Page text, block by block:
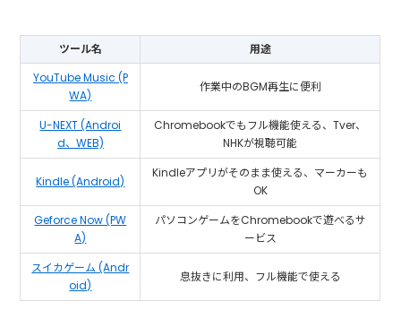
ツール名
用途
YouTube Music (P
WA)
作業中のBGM再生に便利
U-NEXT (Androi
d、WEB)
Chromebookでもフル機能使える、Tver、
NHKが視聴可能
Kindle (Android)
Kindleアプリがそのまま使える、マーカーも
OK
Geforce Now (PW
A)
パソコンゲームをChromebookで遊べるサ
ービス
スイカゲーム (Andr
oid)
息抜きに利用、フル機能で使える